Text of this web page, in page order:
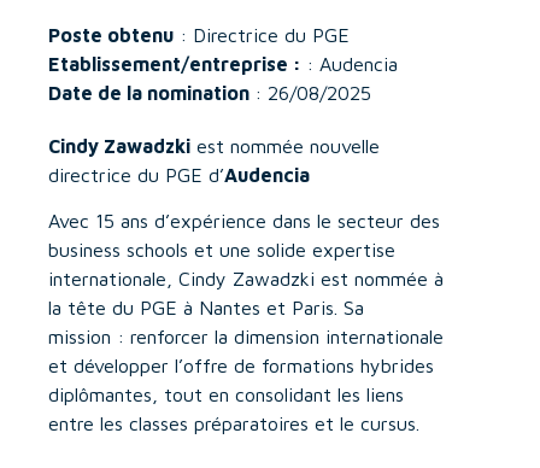
Poste obtenu : Directrice du PGE
Etablissement/entreprise : : Audencia
Date de la nomination : 26/08/2025
Cindy Zawadzki est nommée nouvelle
directrice du PGE d’Audencia
Avec 15 ans d’expérience dans le secteur des
business schools et une solide expertise
internationale, Cindy Zawadzki est nommée à
la tête du PGE à Nantes et Paris. Sa
mission : renforcer la dimension internationale
et développer l’offre de formations hybrides
diplômantes, tout en consolidant les liens
entre les classes préparatoires et le cursus.